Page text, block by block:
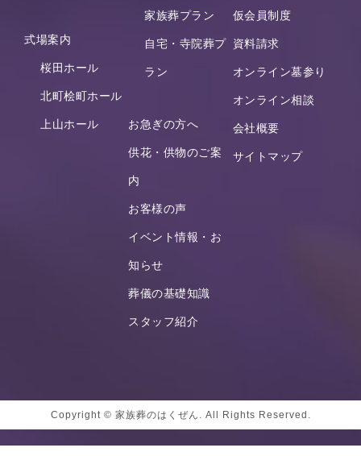
式場案内
桜田ホール
北町桧町ホール
上山ホール
家族葬プラン
自宅・寺院葬プ
ラン
お急ぎの方へ
供花・供物のご案
内
お客様の声
イベント情報・お
知らせ
葬儀の基礎知識
スタッフ紹介
仮会員制度
資料請求
オンライン墓参り
オンライン相談
会社概要
サイトマップ
Copyright © 家族葬のはくぜん. All Rights Reserved.